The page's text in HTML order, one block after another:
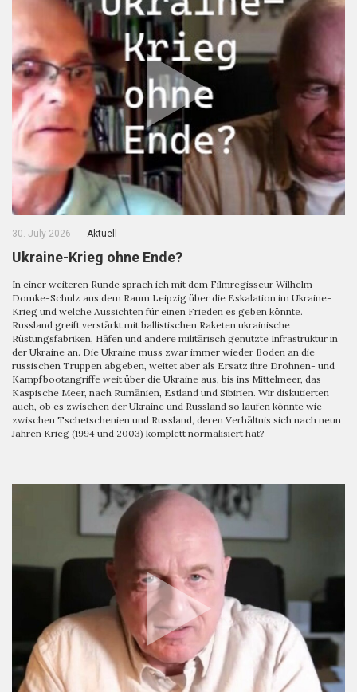
30. July 2026 Aktuell
Ukraine-Krieg ohne Ende?
In einer weiteren Runde sprach ich mit dem Filmregisseur Wilhelm
Domke-Schulz aus dem Raum Leipzig über die Eskalation im Ukraine-
Krieg und welche Aussichten für einen Frieden es geben könnte.
Russland greift verstärkt mit ballistischen Raketen ukrainische
Rüstungsfabriken, Häfen und andere militärisch genutzte Infrastruktur in
der Ukraine an. Die Ukraine muss zwar immer wieder Boden an die
russischen Truppen abgeben, weitet aber als Ersatz ihre Drohnen- und
Kampfbootangriffe weit über die Ukraine aus, bis ins Mittelmeer, das
Kaspische Meer, nach Rumänien, Estland und Sibirien. Wir diskutierten
auch, ob es zwischen der Ukraine und Russland so laufen könnte wie
zwischen Tschetschenien und Russland, deren Verhältnis sich nach neun
Jahren Krieg (1994 und 2003) komplett normalisiert hat?